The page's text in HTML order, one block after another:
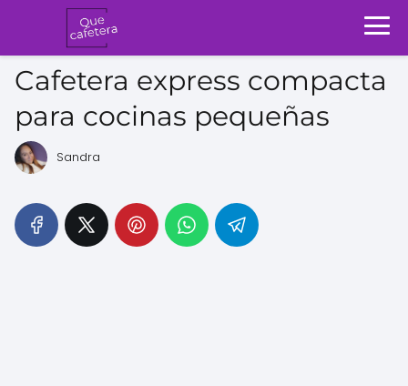
Cafetera express compacta
para cocinas pequeñas
Sandra